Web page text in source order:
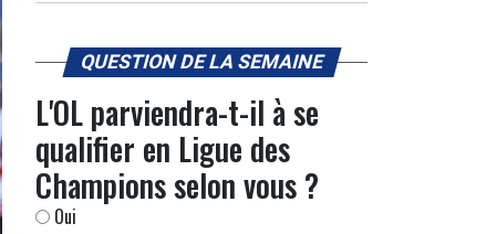
QUESTION DE LA SEMAINE
L'OL parviendra-t-il à se
qualifier en Ligue des
Champions selon vous ?
Oui